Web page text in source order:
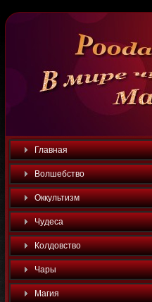
Главная
Волшебство
Оккультизм
Чудеса
Колдовство
Чары
Магия